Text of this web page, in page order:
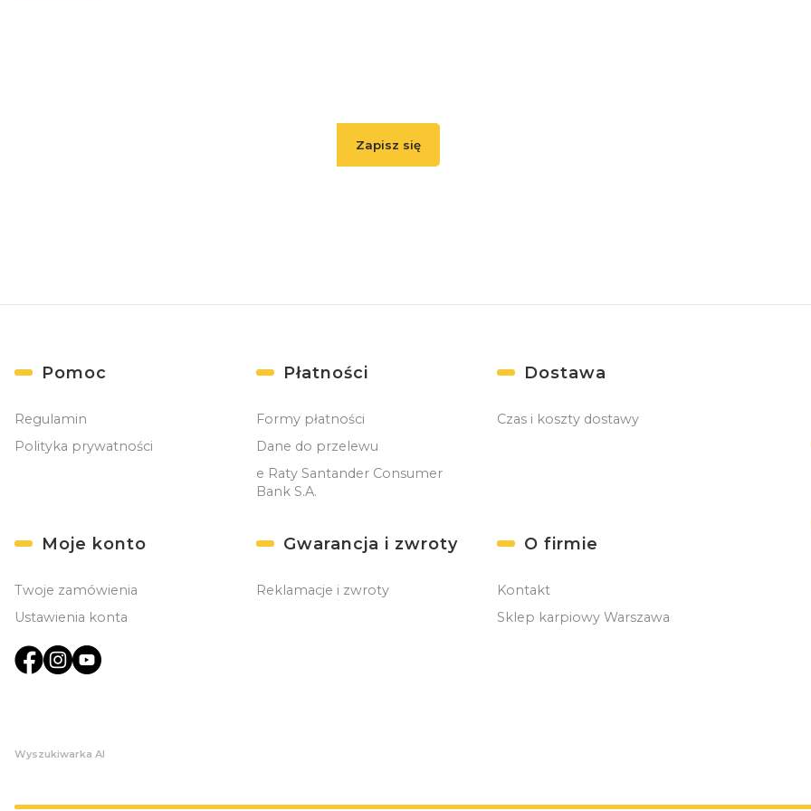
Zapisz się
Linki w stopce
Pomoc
Regulamin
Polityka prywatności
Płatności
Formy płatności
Dane do przelewu
e Raty Santander Consumer
Bank S.A.
Dostawa
Czas i koszty dostawy
Moje konto
Twoje zamówienia
Ustawienia konta
Gwarancja i zwroty
Reklamacje i zwroty
O firmie
Kontakt
Sklep karpiowy Warszawa
Wyszukiwarka AI